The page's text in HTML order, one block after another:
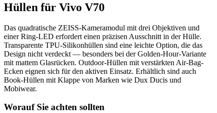
Hüllen für Vivo V70
Das quadratische ZEISS-Kameramodul mit drei Objektiven und
einer Ring-LED erfordert einen präzisen Ausschnitt in der Hülle.
Transparente TPU-Silikonhüllen sind eine leichte Option, die das
Design nicht verdeckt — besonders bei der Golden-Hour-Variante
mit mattem Glasrücken. Outdoor-Hüllen mit verstärkten Air-Bag-
Ecken eignen sich für den aktiven Einsatz. Erhältlich sind auch
Book-Hüllen mit Klappe von Marken wie Dux Ducis und
Mobiwear.
Worauf Sie achten sollten